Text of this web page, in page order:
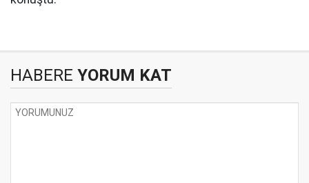
HABERE YORUM KAT